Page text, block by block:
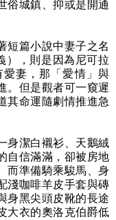
俗城鎮、抑或是開通
短篇小說中妻子之名
），則是因為尼可拉
妻，那「愛情」與
。但是觀者可一窺遲
其命運隨劇情推進急
身潔白襯衫、天鵝絨
自信滿滿，卻被房地
而準備騎乘駿馬、身
淺咖啡羊皮手套與磚
身黑尖頭皮靴的長途
大衣的奧洛克伯爵低